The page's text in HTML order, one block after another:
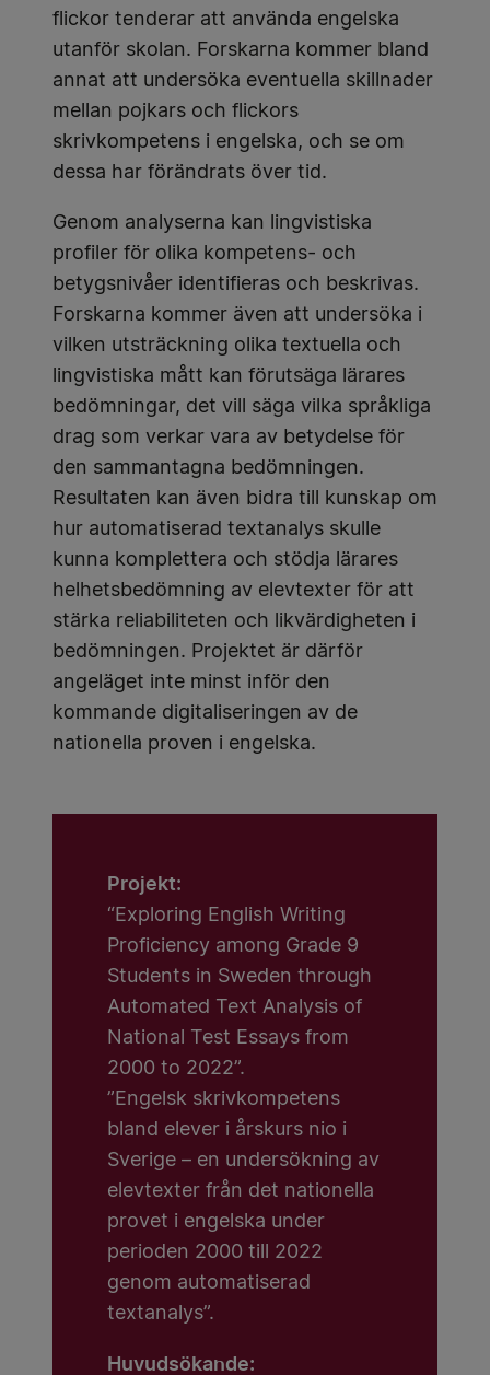
flickor tenderar att använda engelska
utanför skolan. Forskarna kommer bland
annat att undersöka eventuella skillnader
mellan pojkars och flickors
skrivkompetens i engelska, och se om
dessa har förändrats över tid.
Genom analyserna kan lingvistiska
profiler för olika kompetens- och
betygsnivåer identifieras och beskrivas.
Forskarna kommer även att undersöka i
vilken utsträckning olika textuella och
lingvistiska mått kan förutsäga lärares
bedömningar, det vill säga vilka språkliga
drag som verkar vara av betydelse för
den sammantagna bedömningen.
Resultaten kan även bidra till kunskap om
hur automatiserad textanalys skulle
kunna komplettera och stödja lärares
helhetsbedömning av elevtexter för att
stärka reliabiliteten och likvärdigheten i
bedömningen. Projektet är därför
angeläget inte minst inför den
kommande digitaliseringen av de
nationella proven i engelska.
Projekt:
“Exploring English Writing
Proficiency among Grade 9
Students in Sweden through
Automated Text Analysis of
National Test Essays from
2000 to 2022”.
”Engelsk skrivkompetens
bland elever i årskurs nio i
Sverige – en undersökning av
elevtexter från det nationella
provet i engelska under
perioden 2000 till 2022
genom automatiserad
textanalys”.
Huvudsökande: